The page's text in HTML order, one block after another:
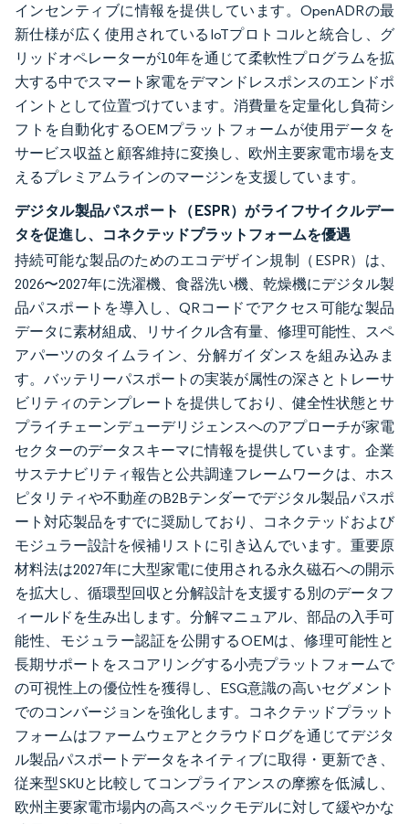
インセンティブに情報を提供しています。OpenADRの最
新仕様が広く使用されているIoTプロトコルと統合し、グ
リッドオペレーターが10年を通じて柔軟性プログラムを拡
大する中でスマート家電をデマンドレスポンスのエンドポ
イントとして位置づけています。消費量を定量化し負荷シ
フトを自動化するOEMプラットフォームが使用データを
サービス収益と顧客維持に変換し、欧州主要家電市場を支
えるプレミアムラインのマージンを支援しています。
デジタル製品パスポート（ESPR）がライフサイクルデー
タを促進し、コネクテッドプラットフォームを優遇
持続可能な製品のためのエコデザイン規制（ESPR）は、
2026〜2027年に洗濯機、食器洗い機、乾燥機にデジタル製
品パスポートを導入し、QRコードでアクセス可能な製品
データに素材組成、リサイクル含有量、修理可能性、スペ
アパーツのタイムライン、分解ガイダンスを組み込みま
す。バッテリーパスポートの実装が属性の深さとトレーサ
ビリティのテンプレートを提供しており、健全性状態とサ
プライチェーンデューデリジェンスへのアプローチが家電
セクターのデータスキーマに情報を提供しています。企業
サステナビリティ報告と公共調達フレームワークは、ホス
ピタリティや不動産のB2Bテンダーでデジタル製品パスポ
ート対応製品をすでに奨励しており、コネクテッドおよび
モジュラー設計を候補リストに引き込んでいます。重要原
材料法は2027年に大型家電に使用される永久磁石への開示
を拡大し、循環型回収と分解設計を支援する別のデータフ
ィールドを生み出します。分解マニュアル、部品の入手可
能性、モジュラー認証を公開するOEMは、修理可能性と
長期サポートをスコアリングする小売プラットフォームで
の可視性上の優位性を獲得し、ESG意識の高いセグメント
でのコンバージョンを強化します。コネクテッドプラット
フォームはファームウェアとクラウドログを通じてデジタ
ル製品パスポートデータをネイティブに取得・更新でき、
従来型SKUと比較してコンプライアンスの摩擦を低減し、
欧州主要家電市場内の高スペックモデルに対して緩やかな